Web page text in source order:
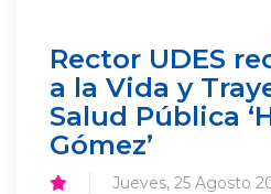
Rector UDES
a la Vida y
Salud Pública
Gómez’
Jueves, 25 Agosto